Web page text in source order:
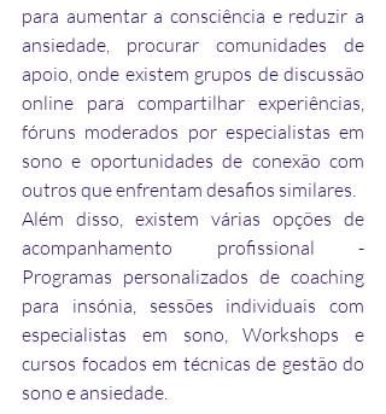
para aumentar a consciência e reduzir a
ansiedade, procurar comunidades de
apoio, onde existem grupos de discussão
online para compartilhar experiências,
fóruns moderados por especialistas em
sono e oportunidades de conexão com
outros que enfrentam desafios similares.
Além disso, existem várias opções de
acompanhamento profissional -
Programas personalizados de coaching
para insónia, sessões individuais com
especialistas em sono, Workshops e
cursos focados em técnicas de gestão do
sono e ansiedade.